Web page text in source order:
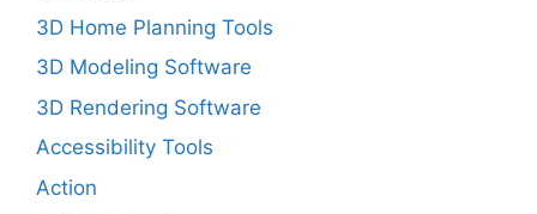
3D Home Planning Tools
3D Modeling Software
3D Rendering Software
Accessibility Tools
Action